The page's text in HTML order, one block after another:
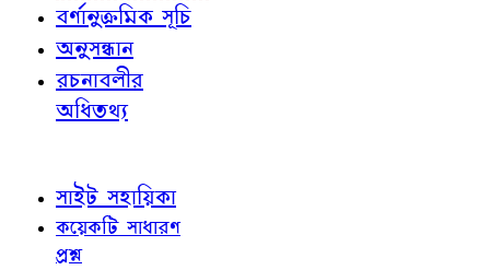
বর্ণানুক্রমিক সূচি
অনুসন্ধান
রচনাবলীর
অধিতথ্য
সাইট সহায়িকা
কয়েকটি সাধারণ
প্রশ্ন